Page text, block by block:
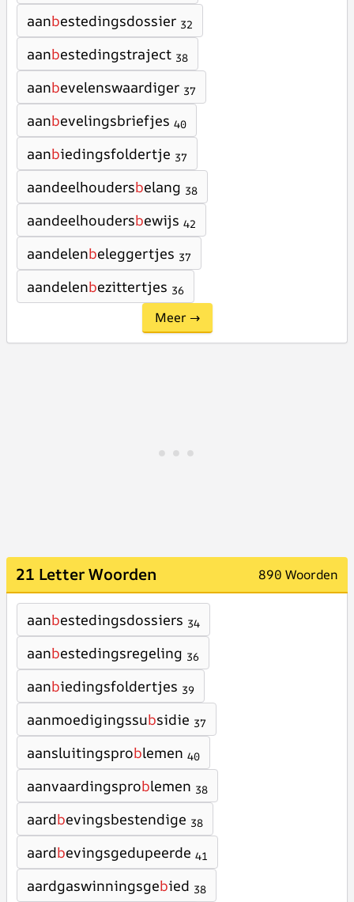
aanbestedingsdossier 32
aanbestedingstraject 38
aanbevelenswaardiger 37
aanbevelingsbriefjes 40
aanbiedingsfoldertje 37
aandeelhoudersbelang 38
aandeelhoudersbewijs 42
aandelenbeleggertjes 37
aandelenbezittertjes 36
Meer →
21 Letter Woorden 890 Woorden
aanbestedingsdossiers 34
aanbestedingsregeling 36
aanbiedingsfoldertjes 39
aanmoedigingssubsidie 37
aansluitingsproblemen 40
aanvaardingsproblemen 38
aardbevingsbestendige 38
aardbevingsgedupeerde 41
aardgaswinningsgebied 38